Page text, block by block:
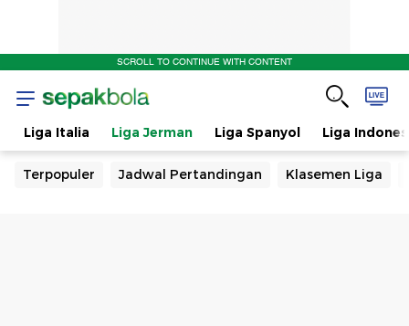
SCROLL TO CONTINUE WITH CONTENT
Liga Italia Liga Jerman Liga Spanyol Liga
Terpopuler Jadwal Pertandingan Klasemen Liga